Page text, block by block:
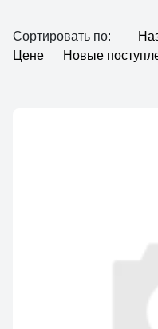
Сортировать по:
Цене
Новые